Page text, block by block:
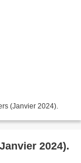
(Janvier 2024).
2024).